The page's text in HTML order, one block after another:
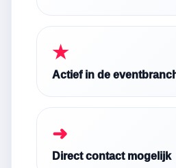
★
Actief in de
➜
Direct contact mogelijk